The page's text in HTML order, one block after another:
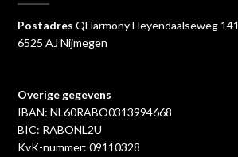
Postadres QHarmony Heyendaalseweg 141
6525 AJ Nijmegen
Overige gegevens
IBAN: NL60RABO0313994668
BIC: RABONL2U
KvK-nummer: 09110328